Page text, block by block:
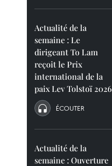
Actualité de la
semaine : Le
dirigeant To Lam
reçoit le Prix
international de la
paix Lev Tolstoï 2026
ÉCOUTER
Actualité de la
semaine : Ouverture